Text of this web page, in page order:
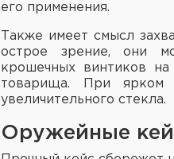
его применения.
Также имеет смысл
острое зрение, они
крошечных винтиков
товарища. При
увеличительного стекла.
Оружейные